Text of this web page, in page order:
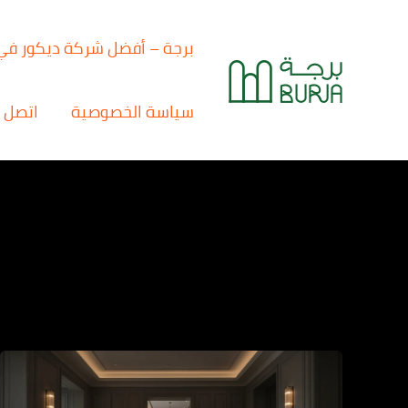
برجة – أفضل شركة ديكور
سياسة الخصوصية اتصل